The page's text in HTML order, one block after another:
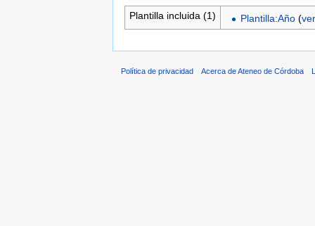
Plantilla incluida (1) Plantilla:Año(
Política de privacidad Acerca de Ateneo de Córdoba